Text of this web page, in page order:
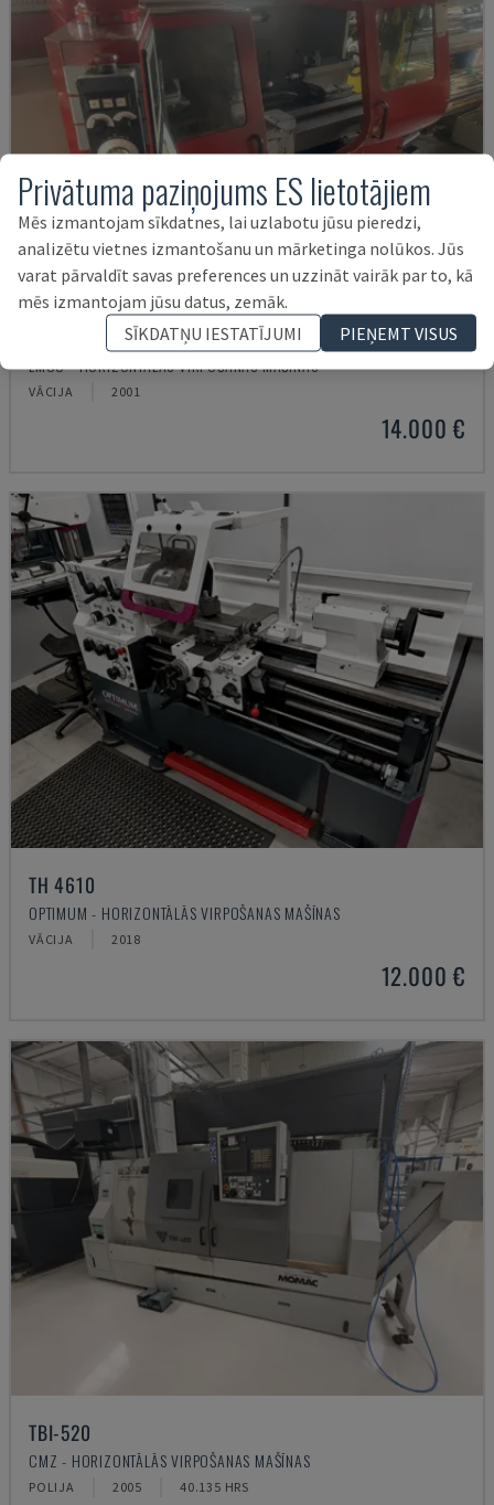
EMCOMAT 200X1000
EMCO - HORIZONTĀLĀS VIRPOŠANAS MAŠĪNAS
VĀCIJA 2001
14.000 €
TH 4610
OPTIMUM - HORIZONTĀLĀS VIRPOŠANAS MAŠĪNAS
VĀCIJA 2018
12.000 €
TBI-520
CMZ - HORIZONTĀLĀS VIRPOŠANAS MAŠĪNAS
POLIJA 2005 40.135 HRS
Privātuma paziņojums ES lietotājiem
Mēs izmantojam sīkdatnes, lai uzlabotu jūsu pieredzi,
analizētu vietnes izmantošanu un mārketinga nolūkos. Jūs
varat pārvaldīt savas preferences un uzzināt vairāk par to, kā
mēs izmantojam jūsu datus, zemāk.
SĪKDATŅU IESTATĪJUMI
PIEŅEMT VISUS